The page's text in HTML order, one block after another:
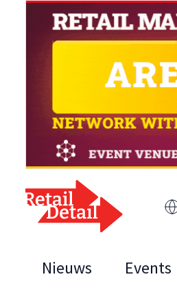
Nieuws Events